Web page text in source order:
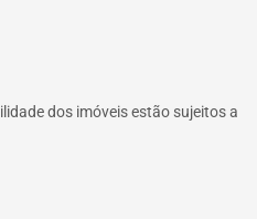
dos imóveis estão sujeitos a